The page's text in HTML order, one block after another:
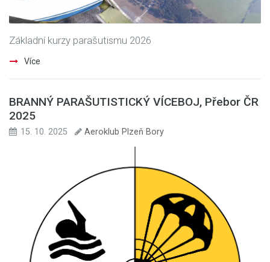
Základní kurzy parašutismu 2026
Více
BRANNÝ PARAŠUTISTICKÝ VÍCEBOJ, Přebor ČR
2025
15. 10. 2025 Aeroklub Plzeň Bory